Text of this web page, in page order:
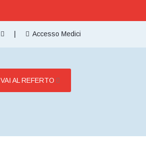
Accesso Medici
VAI AL REFERTO